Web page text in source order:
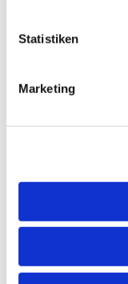
Statistiken
Marketing